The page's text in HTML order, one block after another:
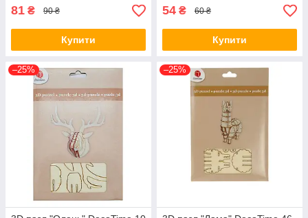
81 ₴ 90 ₴
Купити
54 ₴ 60 ₴
Купити
–25% –25%